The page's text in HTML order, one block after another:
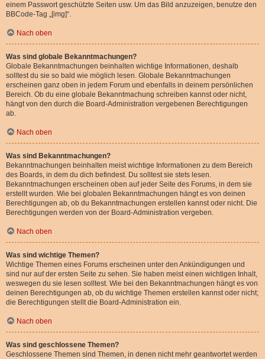
einem Passwort geschützte Seiten usw. Um das Bild anzuzeigen, benutze den
BBCode-Tag „[img]“.
Nach oben
Was sind globale Bekanntmachungen?
Globale Bekanntmachungen beinhalten wichtige Informationen, deshalb
solltest du sie so bald wie möglich lesen. Globale Bekanntmachungen
erscheinen ganz oben in jedem Forum und ebenfalls in deinem persönlichen
Bereich. Ob du eine globale Bekanntmachung schreiben kannst oder nicht,
hängt von den durch die Board-Administration vergebenen Berechtigungen
ab.
Nach oben
Was sind Bekanntmachungen?
Bekanntmachungen beinhalten meist wichtige Informationen zu dem Bereich
des Boards, in dem du dich befindest. Du solltest sie stets lesen.
Bekanntmachungen erscheinen oben auf jeder Seite des Forums, in dem sie
erstellt wurden. Wie bei globalen Bekanntmachungen hängt es von deinen
Berechtigungen ab, ob du Bekanntmachungen erstellen kannst oder nicht. Die
Berechtigungen werden von der Board-Administration vergeben.
Nach oben
Was sind wichtige Themen?
Wichtige Themen eines Forums erscheinen unter den Ankündigungen und
sind nur auf der ersten Seite zu sehen. Sie haben meist einen wichtigen Inhalt,
weswegen du sie lesen solltest. Wie bei den Bekanntmachungen hängt es von
deinen Berechtigungen ab, ob du wichtige Themen erstellen kannst oder nicht;
die Berechtigungen stellt die Board-Administration ein.
Nach oben
Was sind geschlossene Themen?
Geschlossene Themen sind Themen, in denen nicht mehr geantwortet werden